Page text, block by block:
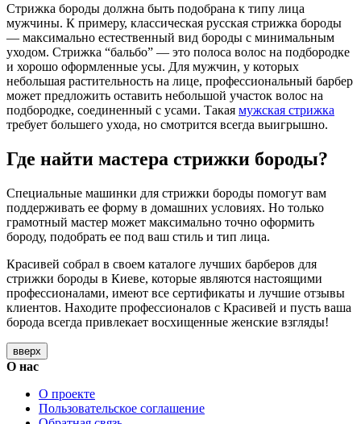
Стрижка бороды должна быть подобрана к типу лица
мужчины. К примеру, классическая русская стрижка бороды
— максимально естественный вид бороды с минимальным
уходом. Стрижка “бальбо” — это полоса волос на подбородке
и хорошо оформленные усы. Для мужчин, у которых
небольшая растительность на лице, профессиональный барбер
может предложить оставить небольшой участок волос на
подбородке, соединенный с усами. Такая мужская стрижка
требует большего ухода, но смотрится всегда выигрышно.
Где найти мастера стрижки бороды?
Специальные машинки для стрижки бороды помогут вам
поддерживать ее форму в домашних условиях. Но только
грамотный мастер может максимально точно оформить
бороду, подобрать ее под ваш стиль и тип лица.
Красивей собрал в своем каталоге лучших барберов для
стрижки бороды в Киеве, которые являются настоящими
профессионалами, имеют все сертификаты и лучшие отзывы
клиентов. Находите профессионалов с Красивей и пусть ваша
борода всегда привлекает восхищенные женские взгляды!
вверх
О нас
О проекте
Пользовательское соглашение